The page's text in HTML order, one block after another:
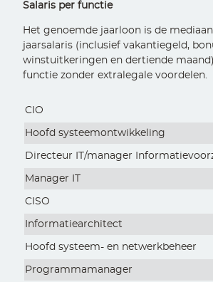
Salaris per functie
Het genoemde jaarloon is de
jaarsalaris (inclusief vakantiegeld,
winstuitkeringen en dertiende maand)
functie zonder extralegale voordelen.
CIO
Hoofd systeemontwikkeling
Directeur IT/manager
Manager IT
CISO
Informatiearchitect
Hoofd systeem- en netwerkbeheer
Programmamanager